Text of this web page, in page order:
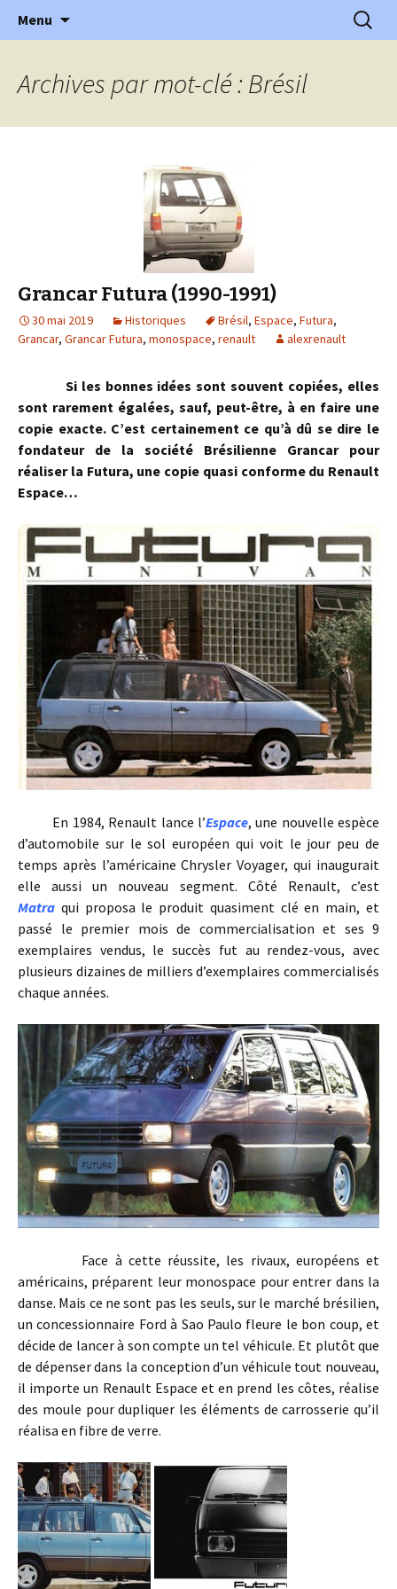
l'Automobile Ancienne
l'automobile ancienne : articles, historiques
…
Menu
Archives par mot-clé : Brésil
Grancar Futura (1990-1991)
30 mai 2019 Historiques Brésil, Espace, Futura,
Grancar, Grancar Futura, monospace, renault alexrenault
Si les bonnes idées sont souvent copiées, elles
sont rarement égalées, sauf, peut-être, à en faire une
copie exacte. C’est certainement ce qu’à dû se dire le
fondateur de la société Brésilienne Grancar pour
réaliser la Futura, une copie quasi conforme du Renault
Espace…
En 1984, Renault lance l’Espace, une nouvelle espèce
d’automobile sur le sol européen qui voit le jour peu de
temps après l’américaine Chrysler Voyager, qui inaugurait
elle aussi un nouveau segment. Côté Renault, c’est
Matra qui proposa le produit quasiment clé en main, et
passé le premier mois de commercialisation et ses 9
exemplaires vendus, le succès fut au rendez-vous, avec
plusieurs dizaines de milliers d’exemplaires commercialisés
chaque années.
Face à cette réussite, les rivaux, européens et
américains, préparent leur monospace pour entrer dans la
danse. Mais ce ne sont pas les seuls, sur le marché brésilien,
un concessionnaire Ford à Sao Paulo fleure le bon coup, et
décide de lancer à son compte un tel véhicule. Et plutôt que
de dépenser dans la conception d’un véhicule tout nouveau,
il importe un Renault Espace et en prend les côtes, réalise
des moule pour dupliquer les éléments de carrosserie qu’il
réalisa en fibre de verre.